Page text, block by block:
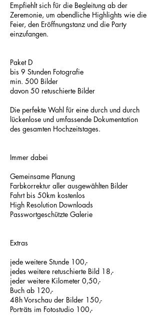
Empfiehlt sich für die Begleitung ab der
Zeremonie, um abendliche Highlights wie die
Feier, den Eröffnungstanz und die Party
einzufangen.
Paket D
bis 9 Stunden Fotografie
min. 500 Bilder
davon 50 retuschierte Bilder
Die perfekte Wahl für eine durch und durch
lückenlose und umfassende Dokumentation
des gesamten Hochzeitstages.
Immer dabei
Gemeinsame Planung
Farbkorrektur aller ausgewählten Bilder
Fahrt bis 50km kostenlos
High Resolution Downloads
Passwortgeschützte Galerie
Extras
jede weitere Stunde 100,-
jedes weitere retuschierte Bild 18,-
jeder weitere Kilometer 0,50,-
Buch ab 120,-
48h Vorschau der Bilder 150,-
Porträts im Fotostudio 100,-